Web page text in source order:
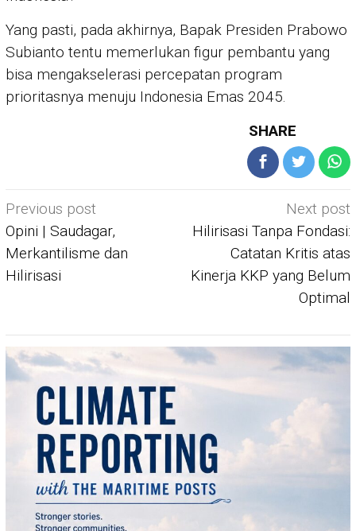
Yang pasti, pada akhirnya, Bapak Presiden Prabowo
Subianto tentu memerlukan figur pembantu yang
bisa mengakselerasi percepatan program
prioritasnya menuju Indonesia Emas 2045.
SHARE
Post
navigation
Previous post
Opini | Saudagar,
Merkantilisme dan
Hilirisasi
Next post
Hilirisasi Tanpa Fondasi:
Catatan Kritis atas
Kinerja KKP yang Belum
Optimal